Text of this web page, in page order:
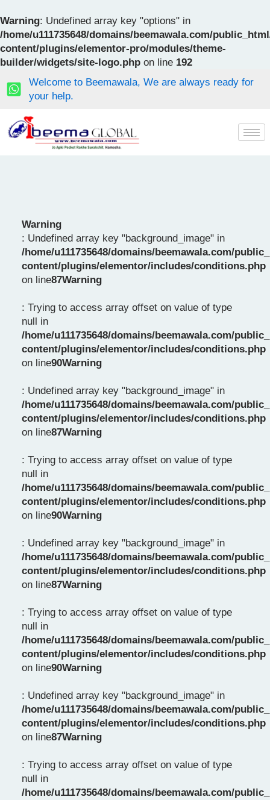
Warning: Undefined array key "options" in
/home/u111735648/domains/beemawala.com/
content/plugins/elementor-pro/modules/theme-
builder/widgets/site-logo.php on line 192
to
content
Welcome to Beemawala, We are always ready for
your help.
Warning
: Undefined array key "background_image" in
/home/u111735648/domains/beemawala.com/
content/plugins/elementor/includes/conditions.php
on line87Warning
: Trying to access array offset on value of type
null in
/home/u111735648/domains/beemawala.com/
content/plugins/elementor/includes/conditions.php
on line90Warning
: Undefined array key "background_image" in
/home/u111735648/domains/beemawala.com/
content/plugins/elementor/includes/conditions.php
on line87Warning
: Trying to access array offset on value of type
null in
/home/u111735648/domains/beemawala.com/
content/plugins/elementor/includes/conditions.php
on line90Warning
: Undefined array key "background_image" in
/home/u111735648/domains/beemawala.com/
content/plugins/elementor/includes/conditions.php
on line87Warning
: Trying to access array offset on value of type
null in
/home/u111735648/domains/beemawala.com/
content/plugins/elementor/includes/conditions.php
on line90Warning
: Undefined array key "background_image" in
/home/u111735648/domains/beemawala.com/
content/plugins/elementor/includes/conditions.php
on line87Warning
: Trying to access array offset on value of type
null in
/home/u111735648/domains/beemawala.com/